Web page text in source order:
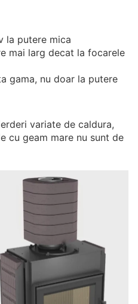
la putere mica
mai larg decat la focarele
gama, nu doar la putere
variate de caldura,
cu geam mare nu sunt de